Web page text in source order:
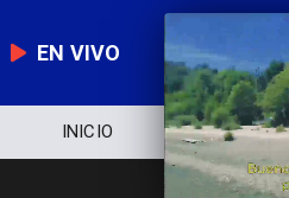
EN VIVO
NOTICIERO